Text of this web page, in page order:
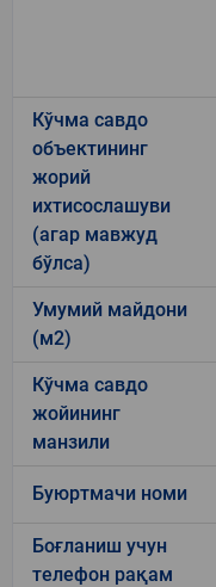
Кўчма савдо
объектининг
жорий
ихтисослашуви
(агар мавжуд
бўлса)
Умумий майдони
(м2)
Кўчма савдо
жойининг
манзили
Буюртмачи номи
Боғланиш учун
телефон рақам